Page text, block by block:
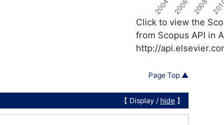
Click to view the
from Scopus API in
http://
Page Top ▲
【 Display / hide 】